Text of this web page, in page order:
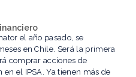
el año pasado, se
en Chile. Será la primera
comprar acciones de
el IPSA. Ya tienen más de